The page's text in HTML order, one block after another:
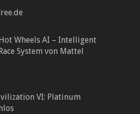
Hot Wheels AI – Intelligent
Race System von Mattel
VI: Platinum